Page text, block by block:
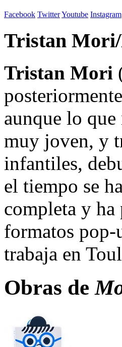
Facebook TwitterYoutube Instagram
Tristan
Tristan Mori
aunque lo que
muy joven, y
infantiles,
el tiempo se
completa y
formatos pop-
trabaja en
Obras de